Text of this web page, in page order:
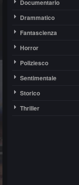
Documentario
Drammatico
Fantascienza
Horror
Poliziesco
Sentimentale
Storico
Thriller